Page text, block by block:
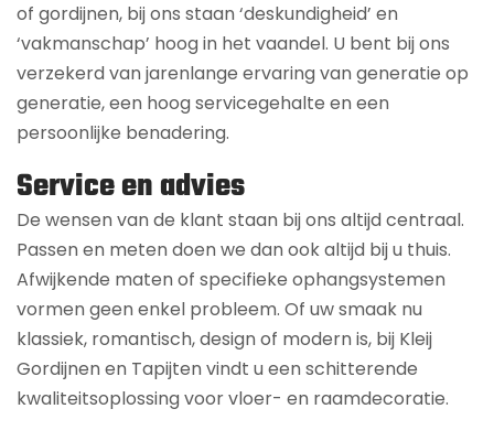
of gordijnen, bij ons staan ‘deskundigheid’ en
‘vakmanschap’ hoog in het vaandel. U bent bij ons
verzekerd van jarenlange ervaring van generatie op
generatie, een hoog servicegehalte en een
persoonlijke benadering.
Service en advies
De wensen van de klant staan bij ons altijd centraal.
Passen en meten doen we dan ook altijd bij u thuis.
Afwijkende maten of specifieke ophangsystemen
vormen geen enkel probleem. Of uw smaak nu
klassiek, romantisch, design of modern is, bij Kleij
Gordijnen en Tapijten vindt u een schitterende
kwaliteitsoplossing voor vloer- en raamdecoratie.